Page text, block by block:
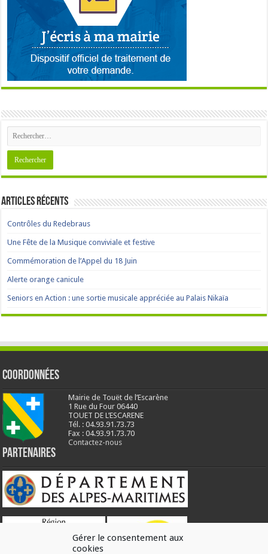
Gérer le consentement aux
cookies
Articles récents
Contrôles du Redebraus
Une Fête de la Musique conviviale et festive
Commémoration de l’Appel du 18 Juin
Alerte orange canicule
Seniors en Action : une sortie musicale appréciée au Palais Nikaïa
Coordonnées
Mairie de Touët de l’Escarène
1 Rue du Four 06440
TOUET DE L’ESCARENE
Tél. : 04.93.91.73.73
Fax : 04.93.91.73.70
Contactez-nous
Partenaires